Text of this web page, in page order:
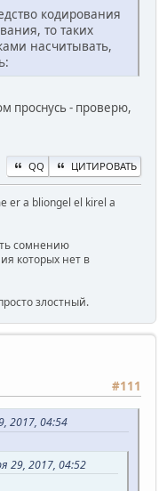
кодирования
то таких
насчитывать,
проснусь - проверю,
QQ ЦИТИРОВАТЬ
er a bliongel el kirel a
сомнению
которых нет в
злостный.
#111
2017, 04:54
29, 2017, 04:52